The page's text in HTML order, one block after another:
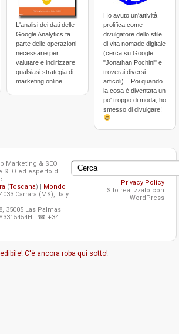
L'analisi dei dati delle
Google Analytics fa
parte delle operazioni
necessarie per
valutare e indirizzare
qualsiasi strategia di
marketing online.
Ho avuto un'attività
prolifica come
divulgatore dello stile
di vita nomade digitale
(cerca su Google
"Jonathan Pochini" e
troverai diversi
articoli)... Poi quando
la cosa è diventata un
po' troppo di moda, ho
smesso di divulgare!
Marketing & SEO
SEO ed esperto di
(Toscana) | Mondo
Carrara (MS), Italy
35005 Las Palmas
| ☎ +34
Privacy Policy
Sito realizzato con
WordPress
C'è ancora roba qui sotto!